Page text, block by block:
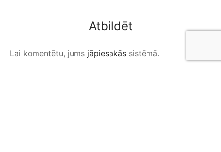
Atbildēt
Lai komentētu, jums jāpiesakās sistēmā.